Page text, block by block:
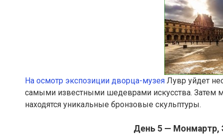
На осмотр экспозиции дворца-музея Лувр уйдет
самыми известными шедеврами искусства. Затем
находятся уникальные бронзовые скульптуры.
День 5 — Монмартр,